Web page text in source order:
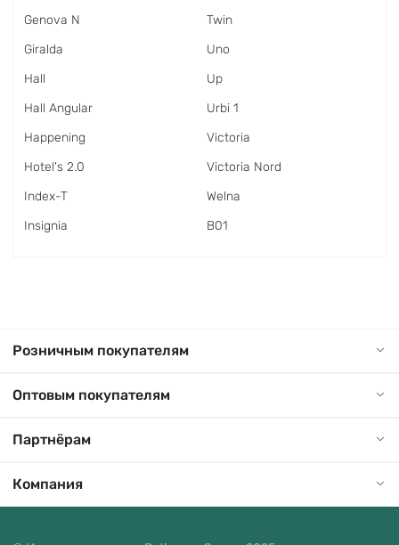
Genova N
Giralda
Hall
Hall Angular
Happening
Hotel's 2.0
Index-T
Insignia
Twin
Uno
Up
Urbi 1
Victoria
Victoria Nord
Welna
В01
Розничным покупателям
Оптовым покупателям
Партнёрам
Компания